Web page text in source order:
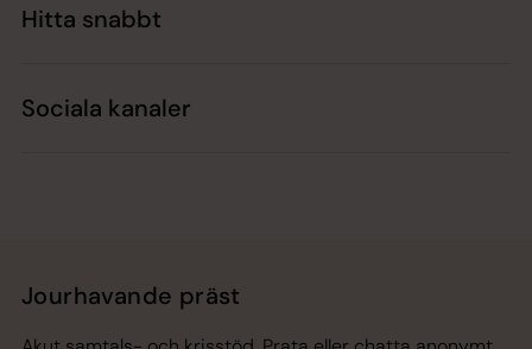
Hitta snabbt
Sociala kanaler
Jourhavande präst